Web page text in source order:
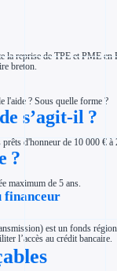
Avance remboursable
Garantie bancaire
Aides Bpifrance
Aides ADEME
Tous les financeurs
MAPi
d'éligibilité
des idées de dépenses
aides pour votre secteur ?
Ouvrage
de A à H
Aides Région Bourgogne-
Aides Région Bretagne
Aides Région Centre-Val
Aides Région Corse
Aides Région Grand-Est
reprise de TPE et PME en
breton.
l'aide ? Sous quelle forme ?
s’agit-il ?
d'honneur de 10 000 € à
?
maximum de 5 ans.
financeur
est un fonds
l’accès au crédit bancaire.